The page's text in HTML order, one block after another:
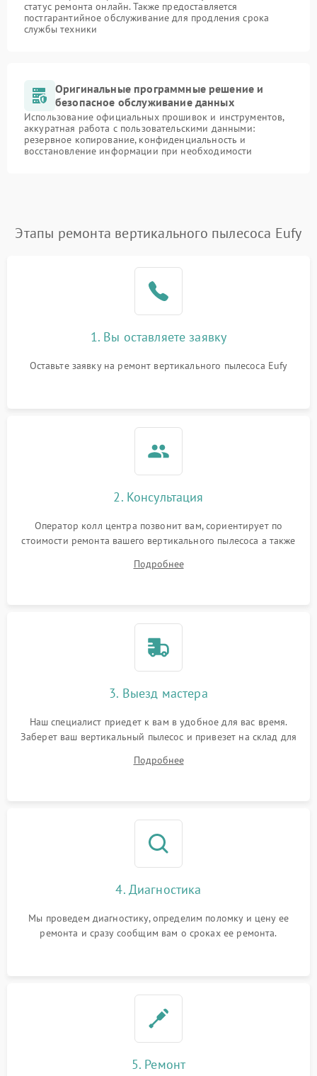
статус ремонта онлайн. Также предоставляется
постгарантийное обслуживание для продления срока
службы техники
Оригинальные программные решение и
безопасное обслуживание данных
Использование официальных прошивок и инструментов,
аккуратная работа с пользовательскими данными:
резервное копирование, конфиденциальность и
восстановление информации при необходимости
Этапы ремонта вертикального пылесоса Eufy
1. Вы оставляете заявку
Оставьте заявку на ремонт вертикального пылесоса Eufy
2. Консультация
Оператор колл центра позвонит вам, сориентирует по
стоимости ремонта вашего вертикального пылесоса а также
Подробнее
3. Выезд мастера
Наш специалист приедет к вам в удобное для вас время.
Заберет ваш вертикальный пылесос и привезет на склад для
Подробнее
4. Диагностика
Мы проведем диагностику, определим поломку и цену ее
ремонта и сразу сообщим вам о сроках ее ремонта.
5. Ремонт